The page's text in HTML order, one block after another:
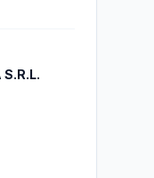
S.R.L.